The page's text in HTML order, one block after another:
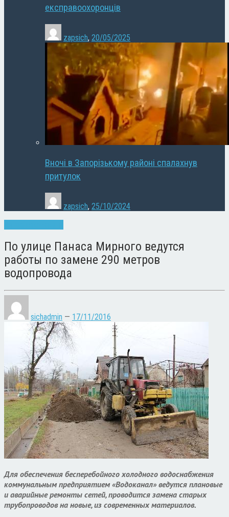
експравоохоронців
zapsich, 20/05/2025
Вночі в Запорізькому районі спалахнув
притулок
zapsich, 25/10/2024
По улице Панаса Мирного ведутся
работы по замене 290 метров
водопровода
sichadmin — 17/11/2016
Для обеспечения бесперебойного холодного водоснабжения
коммунальным предприятием «Водоканал» ведутся плановые
и аварийные ремонты сетей, проводится замена старых
трубопроводов на новые, из современных материалов.